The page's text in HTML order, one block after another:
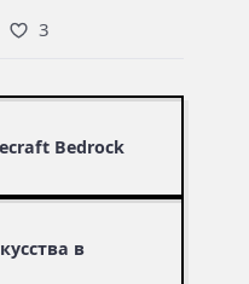
3
Bedrock
в